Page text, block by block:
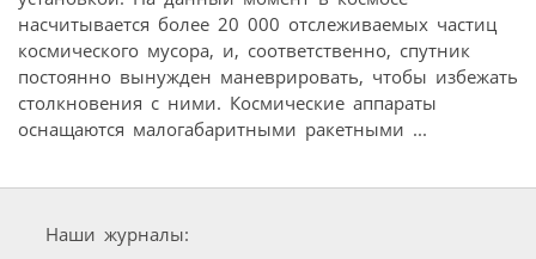
насчитывается более 20 000 отслеживаемых частиц
космического мусора, и, соответственно, спутник
постоянно вынужден маневрировать, чтобы избежать
столкновения с ними. Космические аппараты
оснащаются малогабаритными ракетными ...
Наши журналы: